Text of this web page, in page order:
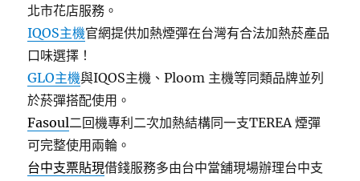
北市花店服務。
IQOS主機官網提供加熱煙彈在台灣有合法加熱菸產品
口味選擇！
GLO主機與IQOS主機、Ploom 主機等同類品牌並列
於菸彈搭配使用。
Fasoul二回機專利二次加熱結構同一支TEREA 煙彈
可完整使用兩輪。
台中支票貼現借錢服務多由台中當舖現場辦理台中支